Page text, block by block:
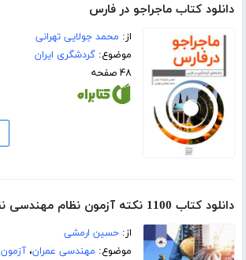
دانلود کتاب ماجراجو در فارس
از: محمد جولایی تهرانی
موضوع:گردشگری ایران
۴۸ صفحه
دانلود کتاب 1100 نکته آزمون نظام مهندسی نقشه برداری
از:حسین ارمشی
موضوع: مهندسی عمران،